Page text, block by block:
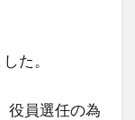
た。
役員選任の為